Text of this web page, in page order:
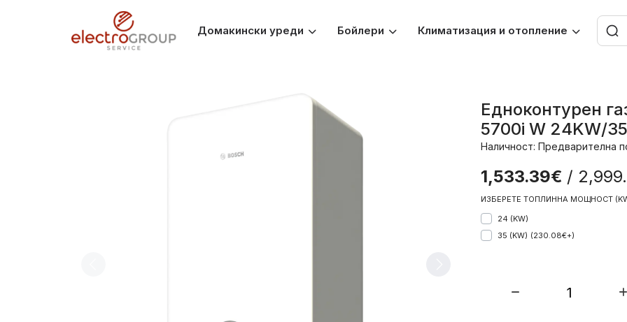
Домакински уреди Бойлери Климатизация и отопление
Едноконтурен
5700i W 24KW/
Наличност: Предварителна
1,533.39€ /
ИЗБЕРЕТЕ ТОПЛИННА МОЩНОСТ
24 (KW)
35 (KW) (230.08€+)